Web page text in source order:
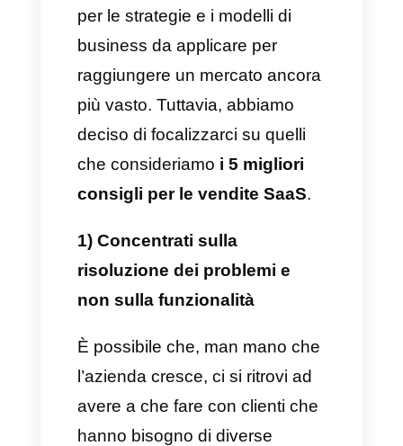
consapevolezza del prodotto
che viene venduto, oltre al
possesso di forti capacità di
vendita ed esperienza con
questo tipo di clienti.
Al contrario, questo tipo di
modello di business SaaS
risulta più semplice, essendo
rivolto alle piccole e medie
imprese che cercano una